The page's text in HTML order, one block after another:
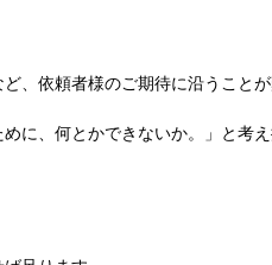
、依頼者様のご期待に沿うこと
、何とかできないか。」と考